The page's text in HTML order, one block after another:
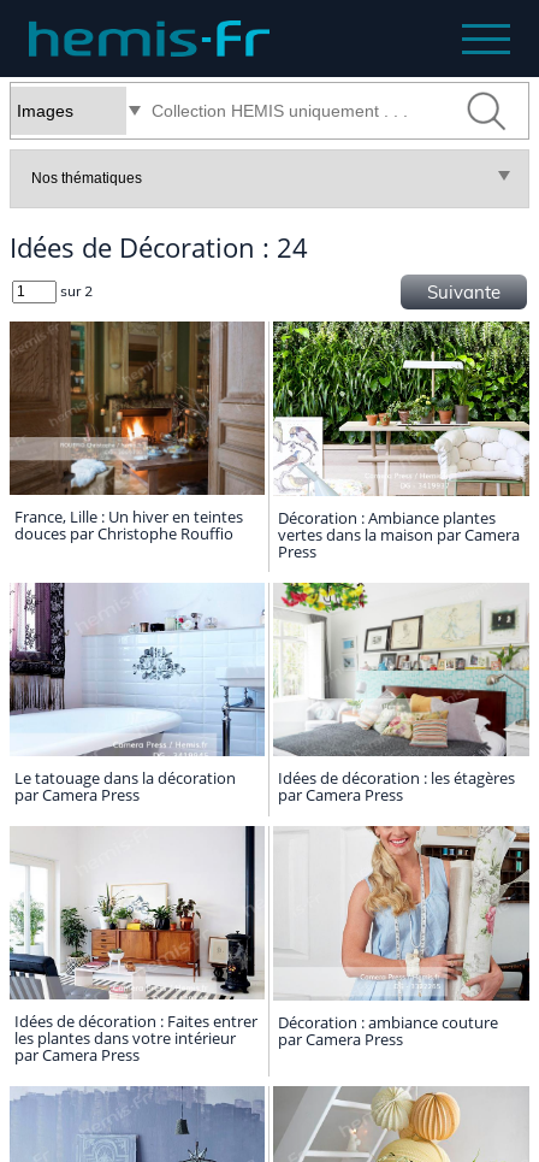
Idées de Décoration : 24
sur 2 Suivante
France, Lille : Un hiver en teintes
douces par Christophe Rouffio
Décoration : Ambiance plantes
vertes dans la maison par Camera
Press
Le tatouage dans la décoration
par Camera Press
Idées de décoration : les étagères
par Camera Press
Idées de décoration : Faites entrer
les plantes dans votre intérieur
par Camera Press
Décoration : ambiance couture
par Camera Press